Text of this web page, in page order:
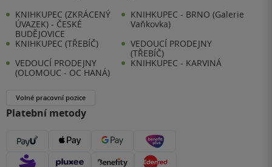
KNIHKUPEC (ZKRÁCENÝ
ÚVAZEK) - ČESKÉ
BUDĚJOVICE
KNIHKUPEC - BRNO (Galerie
Vaňkovka)
KNIHKUPEC (TŘEBÍČ)
VEDOUCÍ PRODEJNY
(TŘEBÍČ)
VEDOUCÍ PRODEJNY
(OLOMOUC - OC HANÁ)
KNIHKUPEC - KARVINÁ
Volné pracovní pozice
Platební metody